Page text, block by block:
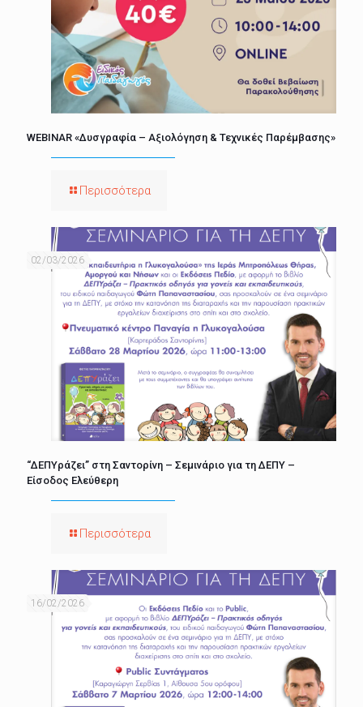
WEBINAR «Δυσγραφία – Αξιολόγηση & Τεχνικές Παρέμβασης»
Περισσότερα
02/03/2026
“ΔΕΠΥράζει” στη Σαντορίνη – Σεμινάριο για τη ΔΕΠΥ –
Είσοδος Ελεύθερη
Περισσότερα
16/02/2026